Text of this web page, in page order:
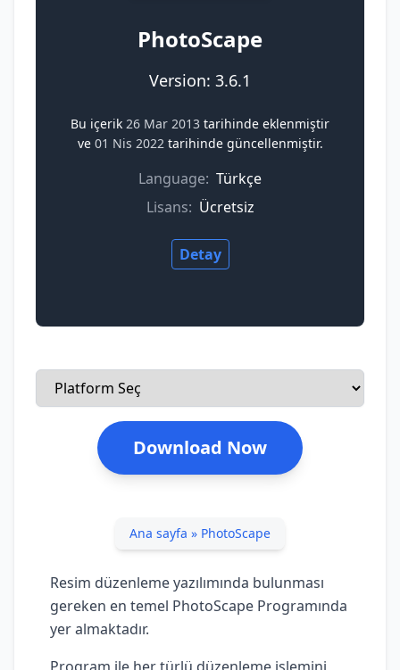
PhotoScape
Version: 3.6.1
Bu içerik 26 Mar 2013 tarihinde eklenmiştir
ve 01 Nis 2022 tarihinde güncellenmiştir.
Language: Türkçe
Lisans: Ücretsiz
Detay
Download Now
Ana sayfa » PhotoScape
Resim düzenleme yazılımında bulunması
gereken en temel PhotoScape Programında
yer almaktadır.